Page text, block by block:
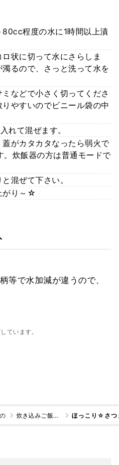
程度の水に1時間以上漬
状に切って水にさらしま
るので、さっと洗って水を
などで小さく切ってくださ
やすいのでビニール袋の中
れて混ぜます。
がカタカタなったら弱火で
。炊飯器の方は普通モードで
混ぜて下さい。
がり～☆
等で水加減が違うので、
ています。
炊き込みご飯・混ぜご飯 ほっこり☆さつ